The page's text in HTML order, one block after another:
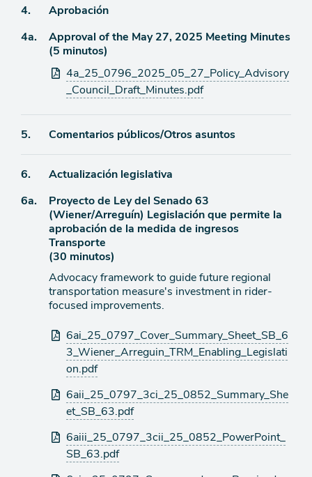
Ítem
de
agenda
4.
Aprobación
Ítem
agenda
4a.
Approval of the May 27, 2025 Meeting Minutes
(5 minutos)
Archivos
adjuntos
4a_25_0796_2025_05_27_Policy_Advisory
_Council_Draft_Minutes.pdf
Ítem
agenda
5. Comentarios públicos/Otros asuntos
Ítem
de
agenda
6.
Actualización legislativa
Ítem
agenda
6a.
Proyecto de Ley del Senado 63
(Wiener/Arreguín) Legislación que permite la
aprobación de la medida de ingresos
Transporte
(30 minutos)
Advocacy framework to guide future regional
transportation measure's investment in rider-
focused improvements.
Archivos
adjuntos
6ai_25_0797_Cover_Summary_Sheet_SB_6
3_Wiener_Arreguin_TRM_Enabling_Legislati
on.pdf
6aii_25_0797_3ci_25_0852_Summary_She
et_SB_63.pdf
6aiii_25_0797_3cii_25_0852_PowerPoint_
SB_63.pdf